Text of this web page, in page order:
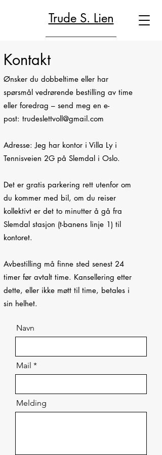
Trude S. Lien
Kontakt
Ønsker du dobbeltime eller har
spørsmål vedrørende bestilling av time
eller foredrag – send meg en e-
post: trudeslettvoll@gmail.com
Adresse: Jeg har kontor i Villa Ly i
Tennisveien 2G på Slemdal i Oslo.
Det er gratis parkering rett utenfor om
du kommer med bil, om du reiser
kollektivt er det to minutter å gå fra
Slemdal stasjon (t-banens linje 1) til
kontoret.
Avbestilling må finne sted senest 24
timer før avtalt time. Kansellering etter
dette, eller ikke møtt til time, betales i
sin helhet.
Navn
Mail
Melding